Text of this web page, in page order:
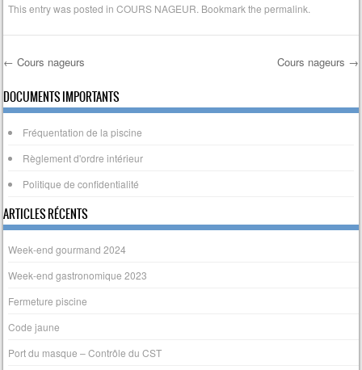
This entry was posted inCOURS NAGEUR . Bookmark thepermalink
Post navigation
← Cours nageurs Cours nageurs →
DOCUMENTS IMPORTANTS
Fréquentation de la piscine
Règlement d'ordre intérieur
Politique de confidentialité
ARTICLES RÉCENTS
Week-end gourmand 2024
Week-end gastronomique 2023
Fermeture piscine
Code jaune
Port du masque – Contrôle du CST